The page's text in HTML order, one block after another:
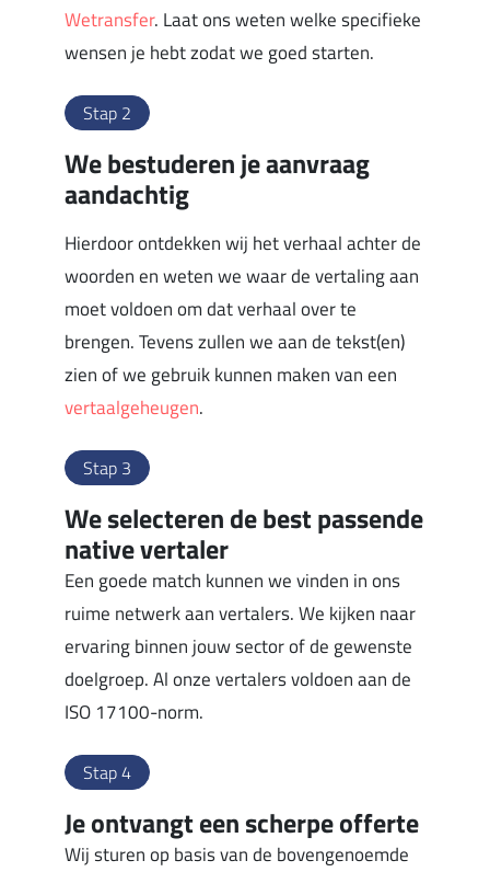
Wetransfer. Laat ons weten welke specifieke
wensen je hebt zodat we goed starten.
Stap 2
We bestuderen je aanvraag
aandachtig
Hierdoor ontdekken wij het verhaal achter de
woorden en weten we waar de vertaling aan
moet voldoen om dat verhaal over te
brengen. Tevens zullen we aan de tekst(en)
zien of we gebruik kunnen maken van een
vertaalgeheugen.
Stap 3
We selecteren de best passende
native vertaler
Een goede match kunnen we vinden in ons
ruime netwerk aan vertalers. We kijken naar
ervaring binnen jouw sector of de gewenste
doelgroep. Al onze vertalers voldoen aan de
ISO 17100-norm.
Stap 4
Je ontvangt een scherpe offerte
Wij sturen op basis van de bovengenoemde